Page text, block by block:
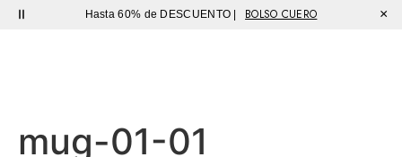
Hasta 60% de DESCUENTO | BOLSO CUERO ×
mug-01-01